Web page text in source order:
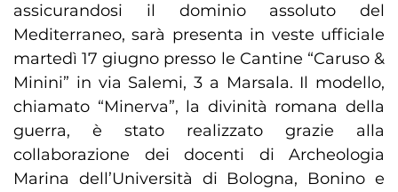
assicurandosi il dominio assoluto del
Mediterraneo, sarà presenta in veste ufficiale
martedì 17 giugno presso le Cantine “Caruso &
Minini” in via Salemi, 3 a Marsala. Il modello,
chiamato “Minerva”, la divinità romana della
guerra, è stato realizzato grazie alla
collaborazione dei docenti di Archeologia
Marina dell’Università di Bologna, Bonino e